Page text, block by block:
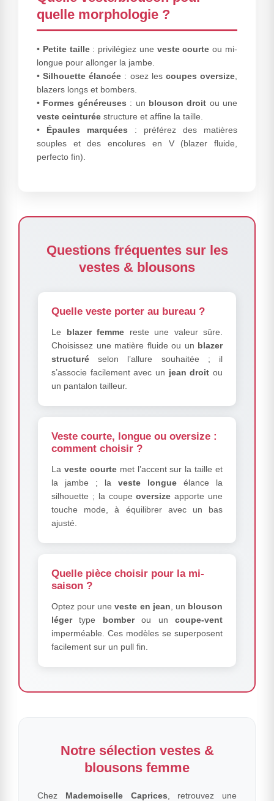
quelle morphologie ?
• Petite taille: privilégiez une veste courte ou mi-
longue pour allonger la jambe.
•Silhouette élancée : osez les coupes oversize
blazers longs et bombers.
• Formes généreuses : un blouson droit ou une
veste ceinturée structure et affine la taille.
• Épaules marquées : préférez des matières
souples et des encolures en V (blazer fluide,
perfecto fin).
Questions fréquentes sur les
vestes & blousons
Quelle veste porter au bureau ?
Le blazer femme reste une valeur sûre.
Choisissez une matière fluide ou un blazer
structuré selon l’allure souhaitée ; il
s’associe facilement avec un jean droit ou
un pantalon tailleur.
Veste courte, longue ou oversize :
comment choisir ?
La veste courtemet l’accent sur la taille et
la jambe ; la veste longue élance la
silhouette ; la coupeoversize apporte une
touche mode, à équilibrer avec un bas
ajusté.
Quelle pièce choisir pour la mi-
saison ?
Optez pour uneveste en jean , un blouson
légertype bomberou uncoupe-vent
imperméable. Ces modèles se superposent
facilement sur un pull fin.
Notre sélection vestes &
blousons femme
Chez Mademoiselle Caprices , retrouvez une